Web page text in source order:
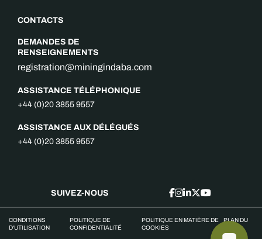
CONTACTS
DEMANDES DE
RENSEIGNEMENTS
registration@miningindaba.com
ASSISTANCE TÉLÉPHONIQUE
+44 (0)20 3855 9557
ASSISTANCE AUX DÉLÉGUÉS
+44 (0)20 3855 9557
SUIVEZ-NOUS
CONDITIONS
D'UTILISATION
POLITIQUE DE
CONFIDENTIALITÉ
POLITIQUE EN MATIÈRE DE
COOKIES
PLAN DU